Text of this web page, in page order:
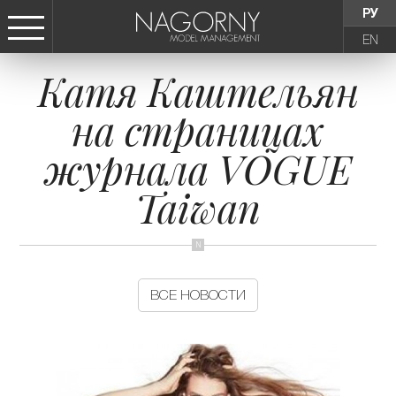
РУ
EN
СТАТЬ МОДЕЛЬЮ
ДЕВУШКИ
ТИНЕЙДЖЕРЫ
ДЕТИ
АГЕНТСТВО
НОВОСТИ
Катя Каштельян
на страницах
журнала VOGUE
Taiwan
ВСЕ НОВОСТИ